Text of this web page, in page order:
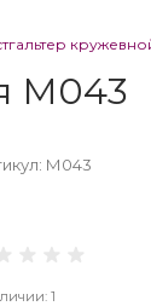
М043
М043
1